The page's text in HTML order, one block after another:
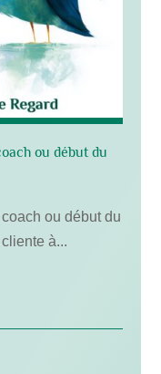
ou début du
ou début du
à...